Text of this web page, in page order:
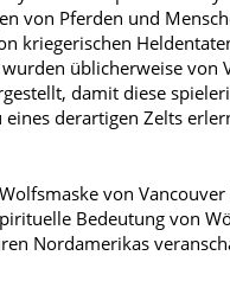
von Pferden und
kriegerischen
üblicherweise von
damit diese
derartigen Zelts
Wolfsmaske von Vancouver
Bedeutung von
Nordamerikas